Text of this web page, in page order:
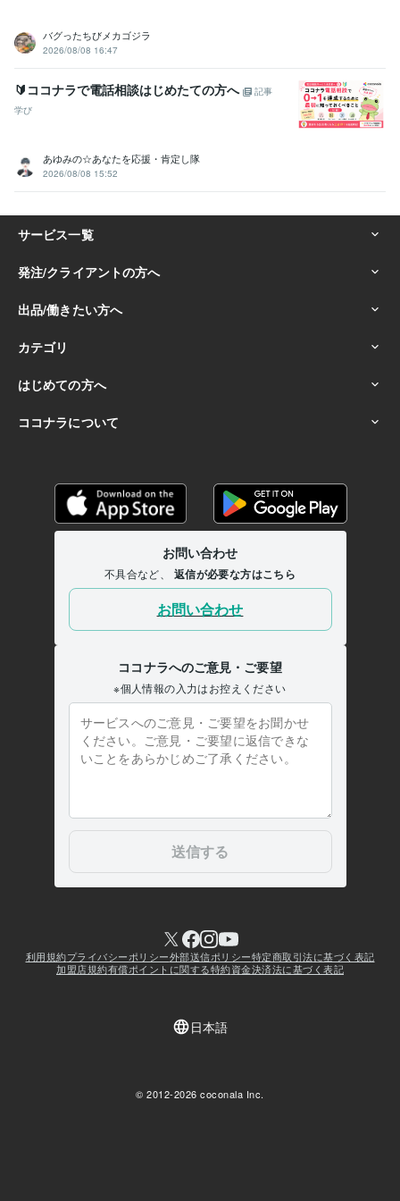
バグったちびメカゴジラ
2026/08/08 16:47
🔰ココナラで電話相談はじめたての方へ
記事
学び
あゆみの☆あなたを応援・肯定し隊
2026/08/08 15:52